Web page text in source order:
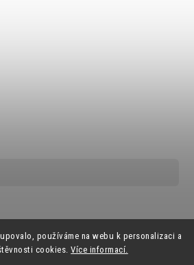
používáme na webu k personalizaci a
cookies.Více informací.